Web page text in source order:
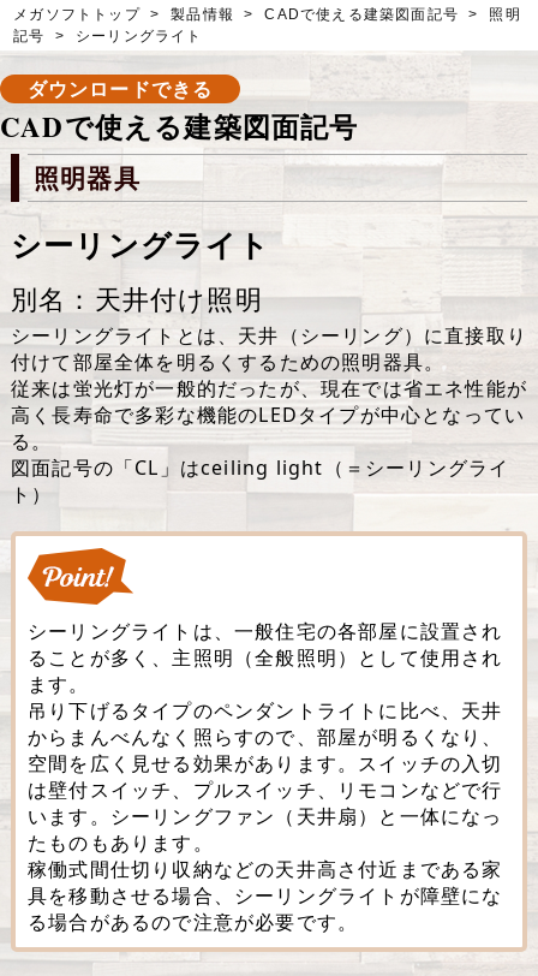
メガソフトトップ > 製品情報 > CADで使える建築図面記号 >
照明
記号
> シーリングライト
ダウンロードできる
CADで使える建築図面記号
照明器具
シーリングライト
別名：天井付け照明
シーリングライトとは、天井（シーリング）に直接取り
付けて部屋全体を明るくするための照明器具。
従来は蛍光灯が一般的だったが、現在では省エネ性能が
高く長寿命で多彩な機能のLEDタイプが中心となってい
る。
図面記号の「CL」はceiling light（＝シーリングライ
ト）
シーリングライトは、一般住宅の各部屋に設置され
ることが多く、主照明（全般照明）として使用され
ます。
吊り下げるタイプのペンダントライトに比べ、天井
からまんべんなく照らすので、部屋が明るくなり、
空間を広く見せる効果があります。スイッチの入切
は壁付スイッチ、プルスイッチ、リモコンなどで行
います。シーリングファン（天井扇）と一体になっ
たものもあります。
稼働式間仕切り収納などの天井高さ付近まである家
具を移動させる場合、シーリングライトが障壁にな
る場合があるので注意が必要です。